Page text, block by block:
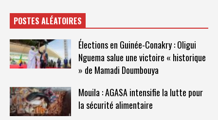
POSTES ALÉATOIRES
Élections en Guinée-Conakry : Oligui
Nguema salue une victoire « historique
» de Mamadi Doumbouya
Mouila : AGASA intensifie la lutte pour
la sécurité alimentaire